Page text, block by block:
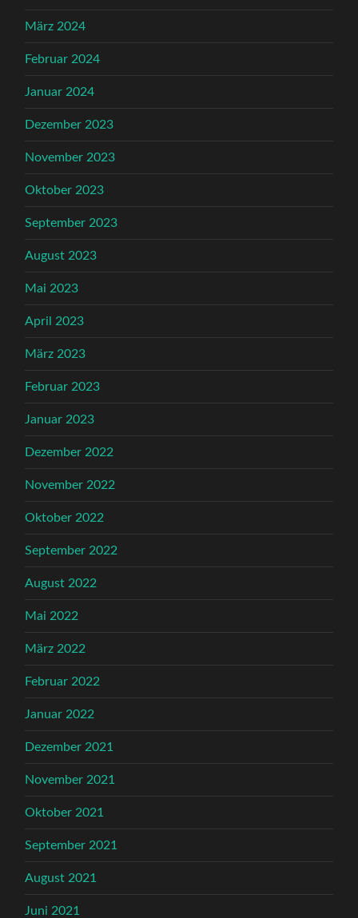
März 2024
Februar 2024
Januar 2024
Dezember 2023
November 2023
Oktober 2023
September 2023
August 2023
Mai 2023
April 2023
März 2023
Februar 2023
Januar 2023
Dezember 2022
November 2022
Oktober 2022
September 2022
August 2022
Mai 2022
März 2022
Februar 2022
Januar 2022
Dezember 2021
November 2021
Oktober 2021
September 2021
August 2021
Juni 2021